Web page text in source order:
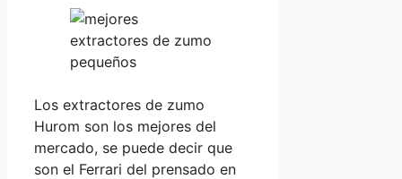
Los extractores de zumo
Hurom son los mejores del
mercado, se puede decir que
son el Ferrari del prensado en